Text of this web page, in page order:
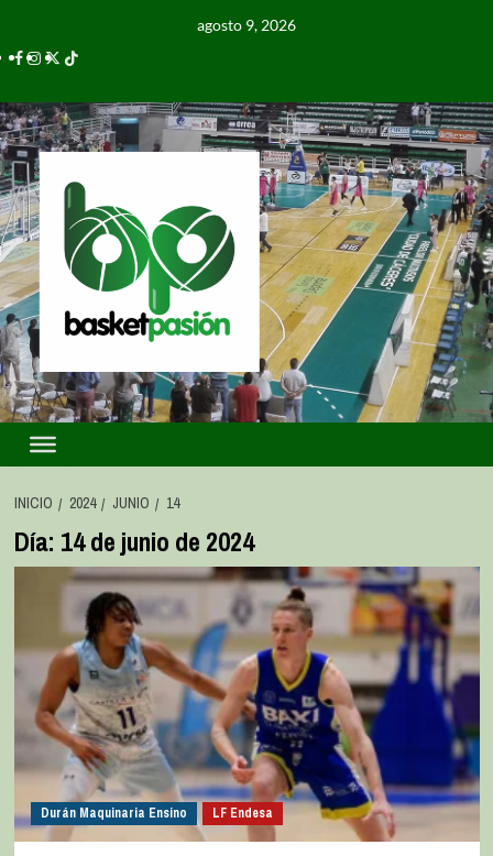
agosto 9, 2026
INICIO 2024 JUNIO 14
Día: 14 de junio de 2024
Durán Maquinaria Ensino LF Endesa